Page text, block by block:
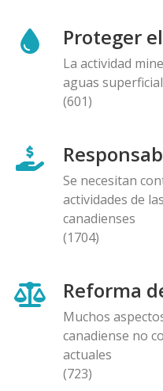
Proteger
La actividad
aguas
(601)
Se necesitan
actividades de
canadienses
(1704)
Reforma
Muchos
canadiense no
actuales
(723)